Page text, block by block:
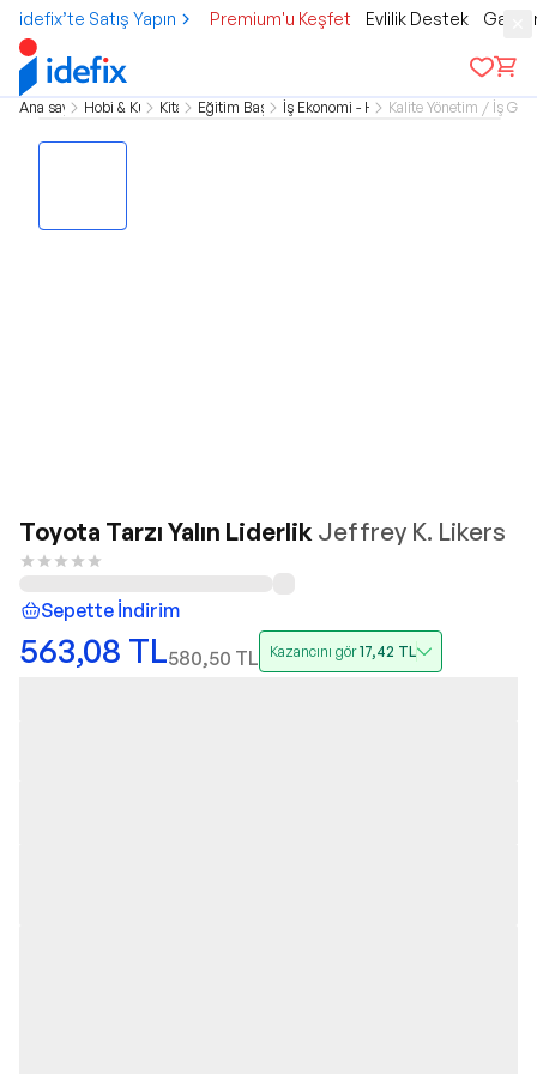
idefix’te Satış Yapın Premium'u Keşfet Evlilik Destek
Ana sayfa Hobi & KültürKitap Eğitim Başvuruİş Ekonomi - HukukKalite Yönetim / İş
Toyota Tarzı Yalın Liderlik Jeffrey K. Likers
Sepette İndirim
563,08 TL580,50 TL Kazancını gör17,42 TL